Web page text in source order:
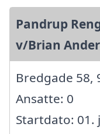
Pandrup
v/Brian
Bredgade 58,
Ansatte: 0
Startdato: 01.